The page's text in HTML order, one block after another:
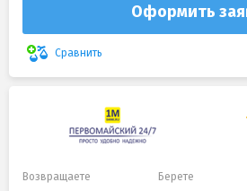
Оформить
Сравнить
Возвращаете Берете